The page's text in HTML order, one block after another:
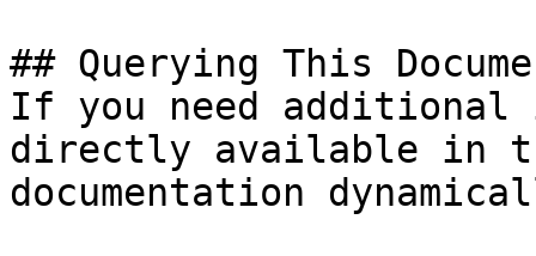
## Querying This
If you need
directly available in
documentation